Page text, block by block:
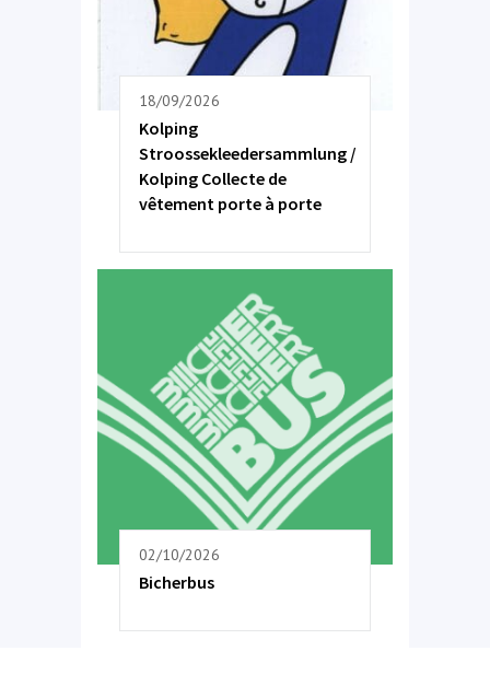
18/09/2026
Kolping
Stroossekleedersammlung /
Kolping Collecte de
vêtement porte à porte
02/10/2026
Bicherbus